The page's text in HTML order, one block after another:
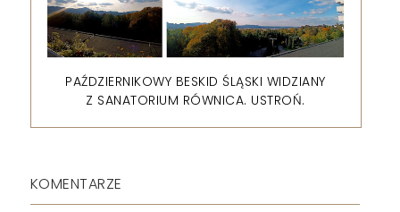
PAŹDZIERNIKOWY BESKID ŚLĄSKI WIDZIANY
Z SANATORIUM RÓWNICA. USTROŃ.
KOMENTARZE